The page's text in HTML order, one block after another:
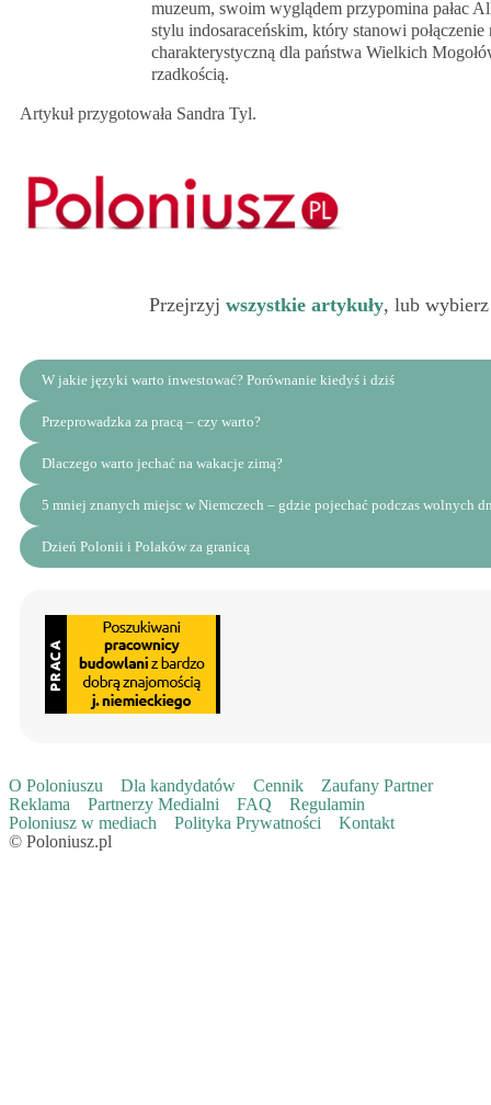
muzeum, swoim wyglądem przypomina pałac
stylu indosaraceńskim, który stanowi
charakterystyczną dla państwa Wielkich
rzadkością.
Artykuł przygotowała Sandra Tyl.
Przejrzyj wszystkie artykuły, lub
W jakie języki warto inwestować? Porównanie kiedyś i dziś
Przeprowadzka za pracą – czy warto?
Dlaczego warto jechać na wakacje zimą?
5 mniej znanych miejsc w Niemczech – gdzie pojechać podczas wolnych
Dzień Polonii i Polaków za granicą
O Poloniuszu Dla kandydatów Cennik
Zaufany Partner
Reklama
Partnerzy Medialni FAQ
Regulamin
Poloniusz w mediach
Polityka Prywatności
Kontakt
© Poloniusz.pl